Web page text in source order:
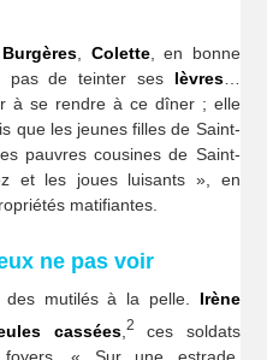
Colette, en bonne
pas de teinter ses lèvres…
à se rendre à ce dîner ; elle
que les jeunes filles de Saint-
pauvres cousines de Saint-
et les joues luisants », en
matifiantes.
ne pas voir
mutilés à la pelle. Irène
cassées, 2
ces soldats